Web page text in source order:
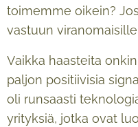
toimemme oikein?
vastuun
Vaikka haasteita
paljon positiivisia
oli runsaasti
yrityksiä, jotka ovat